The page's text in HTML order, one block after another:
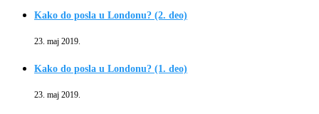
Kako do posla u Londonu? (2. deo)
23. maj 2019.
Kako do posla u Londonu? (1. deo)
23. maj 2019.